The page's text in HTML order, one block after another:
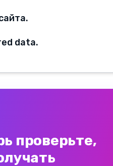
data.
проверьте,